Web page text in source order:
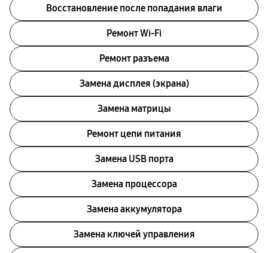
Восстановление после попадания влаги
Ремонт Wi-Fi
Ремонт разъема
Замена дисплея (экрана)
Замена матрицы
Ремонт цепи питания
Замена USB порта
Замена процессора
Замена аккумулятора
Замена ключей управления